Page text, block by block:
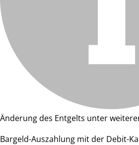
Änderung des Entgelts unter
Bargeld-Auszahlung mit der Debit-